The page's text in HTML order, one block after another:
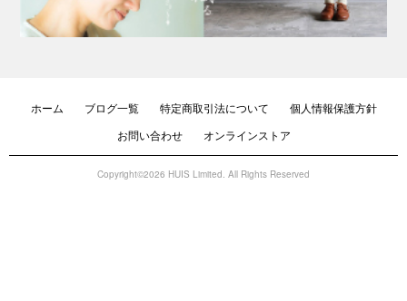
ホーム ブログ一覧 特定商取引法について
個人情報保護方針
お問い合わせ
オンラインストア
Copyright©2026 HUIS Limited. All Rights Reserved